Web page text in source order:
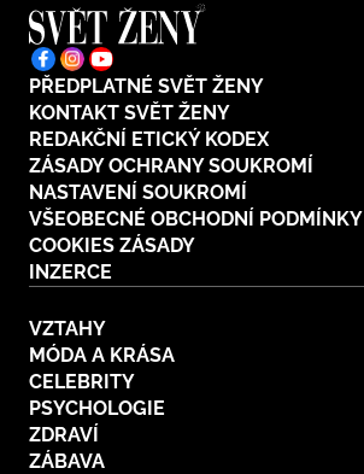
PŘEDPLATNÉ SVĚT ŽENY
KONTAKT SVĚT ŽENY
REDAKČNÍ ETICKÝ KODEX
ZÁSADY OCHRANY SOUKROMÍ
NASTAVENÍ SOUKROMÍ
VŠEOBECNÉ OBCHODNÍ PODMÍNKY
COOKIES ZÁSADY
INZERCE
VZTAHY
MÓDA A KRÁSA
CELEBRITY
PSYCHOLOGIE
ZDRAVÍ
ZÁBAVA